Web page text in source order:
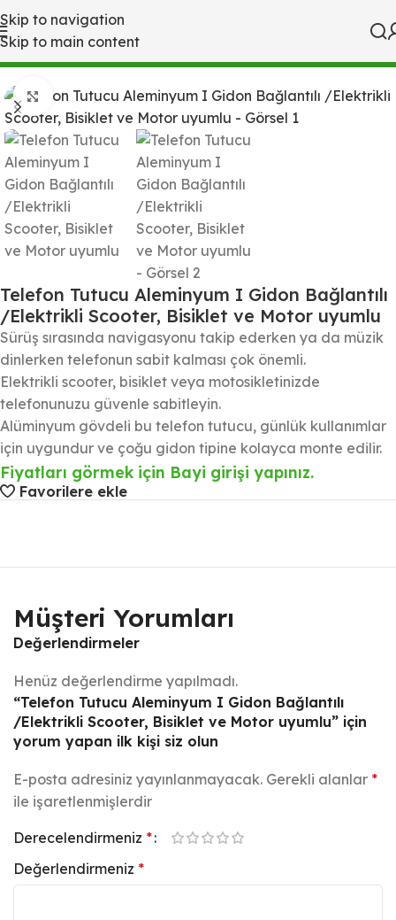
Skip to navigation
Skip to main content
Ana Sayfa Mağaza
Büyütmek için tıklayın
Telefon Tutucu Aleminyum I Gidon Bağlantılı
/Elektrikli Scooter, Bisiklet ve Motor uyumlu
Sürüş sırasında navigasyonu takip ederken ya da müzik
dinlerken telefonun sabit kalması çok önemli.
Elektrikli scooter, bisiklet veya motosikletinizde
telefonunuzu güvenle sabitleyin.
Alüminyum gövdeli bu telefon tutucu, günlük kullanımlar
için uygundur ve çoğu gidon tipine kolayca monte edilir.
Fiyatları görmek için Bayi girişi yapınız.
Favorilere ekle
Müşteri Yorumları
Değerlendirmeler
Henüz değerlendirme yapılmadı.
“Telefon Tutucu Aleminyum I Gidon Bağlantılı
/Elektrikli Scooter, Bisiklet ve Motor uyumlu” için
yorum yapan ilk kişi siz olun
E-posta adresiniz yayınlanmayacak. Gerekli alanlar *
ile işaretlenmişlerdir
Derecelendirmeniz *
Değerlendirmeniz *